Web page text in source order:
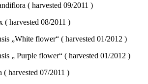
( harvested 09/2011 )
( harvested 08/2011 )
„White flower“ ( harvested 01/2012 )
„ Purple flower“ ( harvested 01/2012 )
( harvested 07/2011 )